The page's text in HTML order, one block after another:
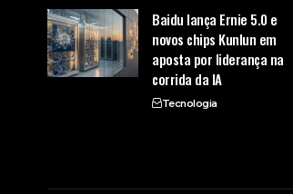
Baidu lança Ernie 5.0 e
novos chips Kunlun em
aposta por liderança na
corrida da IA
Tecnologia